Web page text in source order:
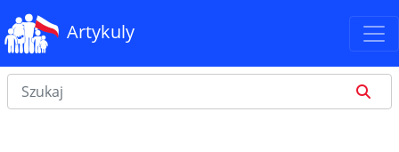
Artykuly